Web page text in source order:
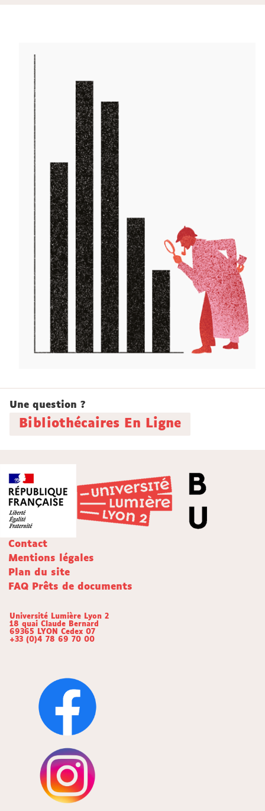
Une question ?
Bibliothécaires En Ligne
Contact
Mentions légales
Plan du site
FAQ Prêts de documents
Université Lumière Lyon 2
18 quai Claude Bernard
69365 LYON Cedex 07
+33 (0)4 78 69 70 00